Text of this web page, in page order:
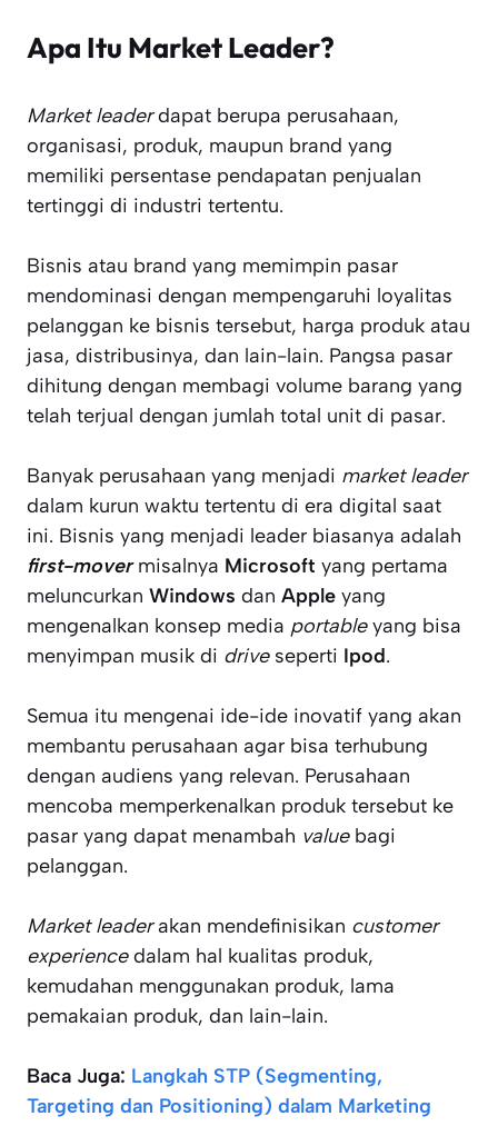
Apa Itu Market Leader?
Market leaderdapat berupa perusahaan,
organisasi, produk, maupun brand yang
memiliki persentase pendapatan penjualan
tertinggi di industri tertentu.
Bisnis atau brand yang memimpin pasar
mendominasi dengan mempengaruhi loyalitas
pelanggan ke bisnis tersebut, harga produk atau
jasa, distribusinya, dan lain-lain. Pangsa pasar
dihitung dengan membagi volume barang yang
telah terjual dengan jumlah total unit di pasar.
Banyak perusahaan yang menjadi market leader
dalam kurun waktu tertentu di era digital saat
ini. Bisnis yang menjadi leader biasanya adalah
first-movermisalnya Microsoft yang pertama
meluncurkan Windows dan Apple yang
mengenalkan konsep media portableyang bisa
menyimpan musik di driveseperti Ipod.
Semua itu mengenai ide-ide inovatif yang akan
membantu perusahaan agar bisa terhubung
dengan audiens yang relevan. Perusahaan
mencoba memperkenalkan produk tersebut ke
pasar yang dapat menambah valuebagi
pelanggan.
Market leaderakan mendefinisikan customer
experiencedalam hal kualitas produk,
kemudahan menggunakan produk, lama
pemakaian produk, dan lain-lain.
Baca Juga: Langkah STP (Segmenting,
Targeting dan Positioning) dalam Marketing